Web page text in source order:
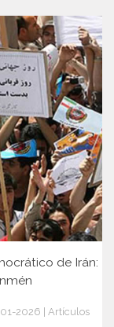
de Irán:
2026 | Artículos